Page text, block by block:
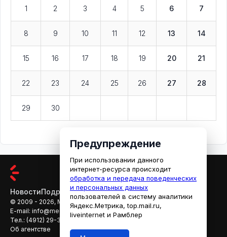
1 2 3 4 5 6 7
8 9 10 11 12 13 14
15 16 17 18 19 20 21
22 23 24 25 26 27 28
29 30
НовостиПодробностиАфишаКино
© 2009 - 2026, МЕДИАРЯЗАНЬ
E-mail: info@mediaryazan.ru,reklama@mediaryazan.ru
Тел.: (4912) 29-33-66
Об агентстве
Предупреждение
При использовании данного
интернет-ресурса происходит
обработка и передача поведенческих
и персональных данных
пользователей в систему аналитики
Яндекс.Метрика, top.mail.ru,
liveinternet и Рамблер